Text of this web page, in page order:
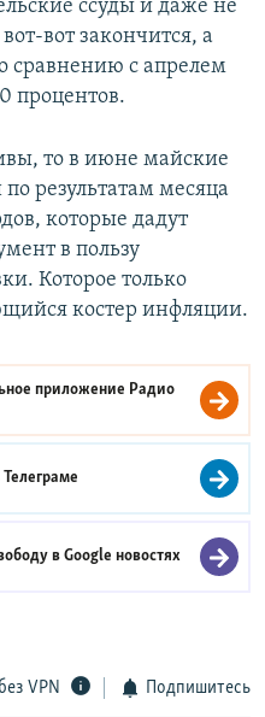
ссуды и даже не
вот закончится, а
сравнению с апрелем
процентов.
то в июне майские
результатам месяца
которые дадут
в пользу
Которое только
костер инфляции.
приложение Радио
Телеграме
вGoogle новостях
VPN Подпишитесь